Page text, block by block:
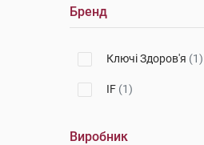
Бренд
Ключі Здоров'я (1)
IF (1)
Виробник